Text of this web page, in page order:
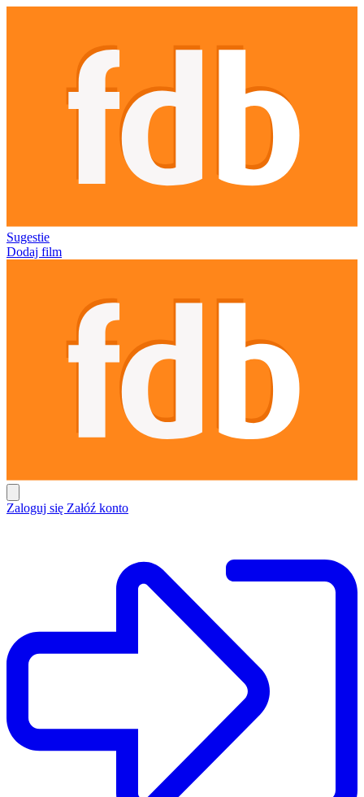
Sugestie
Dodaj film
Zaloguj się Załóź konto